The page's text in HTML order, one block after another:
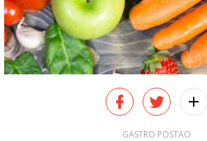
GASTRO POSTAO